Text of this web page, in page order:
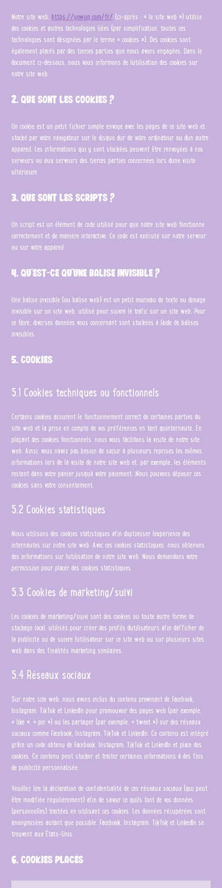
Notre site web, https://yowup.com/fr/ (ci-après : « le site web ») utilise
des cookies et autres technologies liées (par simplification, toutes ces
technologies sont désignées par le terme « cookies »). Des cookies sont
également placés par des tierces parties que nous avons engagées. Dans le
document ci-dessous, nous vous informons de l’utilisation des cookies sur
notre site web.
2. Que sont les cookies ?
Un cookie est un petit fichier simple envoyé avec les pages de ce site web et
stocké par votre navigateur sur le disque dur de votre ordinateur ou d’un autre
appareil. Les informations qui y sont stockées peuvent être renvoyées à nos
serveurs ou aux serveurs des tierces parties concernées lors d’une visite
ultérieure.
3. Que sont les scripts ?
Un script est un élément de code utilisé pour que notre site web fonctionne
correctement et de manière interactive. Ce code est exécuté sur notre serveur
ou sur votre appareil.
4. Qu’est-ce qu’une balise invisible ?
Une balise invisible (ou balise web) est un petit morceau de texte ou d’image
invisible sur un site web, utilisé pour suivre le trafic sur un site web. Pour
ce faire, diverses données vous concernant sont stockées à l’aide de balises
invisibles.
5. Cookies
5.1 Cookies techniques ou fonctionnels
Certains cookies assurent le fonctionnement correct de certaines parties du
site web et la prise en compte de vos préférences en tant qu’internaute. En
plaçant des cookies fonctionnels, nous vous facilitons la visite de notre site
web. Ainsi, vous n’avez pas besoin de saisir à plusieurs reprises les mêmes
informations lors de la visite de notre site web et, par exemple, les éléments
restent dans votre panier jusqu’à votre paiement. Nous pouvons déposer ces
cookies sans votre consentement.
5.2 Cookies statistiques
Nous utilisons des cookies statistiques afin d’optimiser l’expérience des
internautes sur notre site web. Avec ces cookies statistiques, nous obtenons
des informations sur l’utilisation de notre site web. Nous demandons votre
permission pour placer des cookies statistiques.
5.3 Cookies de marketing/suivi
Les cookies de marketing/suivi sont des cookies ou toute autre forme de
stockage local, utilisés pour créer des profils d’utilisateurs afin d’afficher de
la publicité ou de suivre l’utilisateur sur ce site web ou sur plusieurs sites
web dans des finalités marketing similaires.
5.4 Réseaux sociaux
Sur notre site web, nous avons inclus du contenu provenant de Facebook,
Instagram, TikTok et LinkedIn pour promouvoir des pages web (par exemple,
« like », « pin ») ou les partager (par exemple, « tweet ») sur des réseaux
sociaux comme Facebook, Instagram, TikTok et LinkedIn. Ce contenu est intégré
grâce un code obtenu de Facebook, Instagram, TikTok et LinkedIn et place des
cookies. Ce contenu peut stocker et traiter certaines informations à des fins
de publicité personnalisée.
Veuillez lire la déclaration de confidentialité de ces réseaux sociaux (qui peut
être modifiée régulièrement) afin de savoir ce qu’ils font de vos données
(personnelles) traitées en utilisant ces cookies. Les données récupérées sont
anonymisées autant que possible. Facebook, Instagram, TikTok et LinkedIn se
trouvent aux États-Unis.
6. Cookies placés